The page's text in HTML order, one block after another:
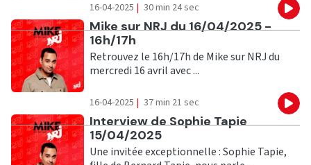
16-04-2025 | 30 min 24 sec
Ecouter
Mike sur NRJ du 16/04/2025 -
16h/17h
Retrouvez le 16h/17h de Mike sur NRJ du
mercredi 16 avril avec ...
16-04-2025 | 37 min 21 sec
Ecouter
Interview de Sophie Tapie
15/04/2025
Une invitée exceptionnelle : Sophie Tapie,